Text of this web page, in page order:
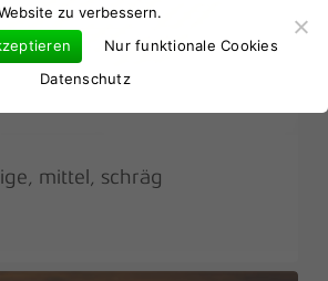
Go to shop
mittel, schräg
zu verbessern.
Nur funktionale Cookies
Datenschutz